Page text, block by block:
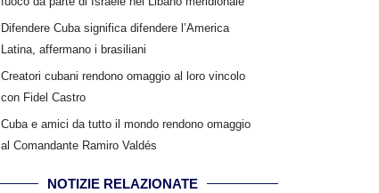
Difendere Cuba significa difendere l’America
Latina, affermano i brasiliani
Creatori cubani rendono omaggio al loro vincolo
con Fidel Castro
Cuba e amici da tutto il mondo rendono omaggio
al Comandante Ramiro Valdés
NOTIZIE RELAZIONATE